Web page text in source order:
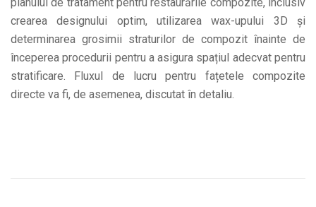
crearea designului optim, utilizarea wax-upului 3D și
determinarea grosimii straturilor de compozit înainte de
începerea procedurii pentru a asigura spațiul adecvat pentru
stratificare. Fluxul de lucru pentru fațetele compozite
directe va fi, de asemenea, discutat în detaliu.